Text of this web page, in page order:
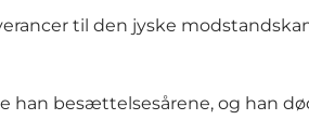
til den jyske
han besættelsesårene, og han